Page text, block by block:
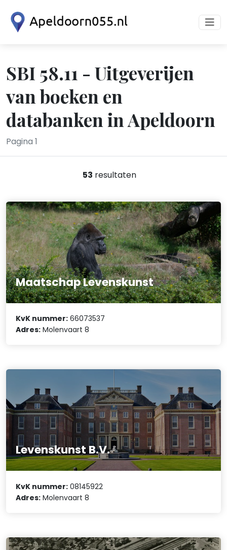
SBI 58.11 - Uitgeverijen
van boeken en
databanken in Apeldoorn
Pagina 1
53 resultaten
Maatschap Levenskunst
KvK nummer: 66073537
Adres: Molenvaart 8
Levenskunst B.V.
KvK nummer: 08145922
Adres: Molenvaart 8